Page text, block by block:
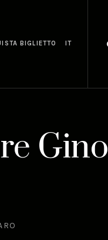
BIGLIETTO IT
Gino